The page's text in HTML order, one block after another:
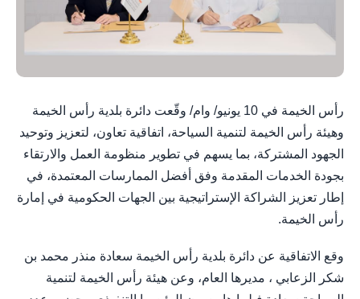
رأس الخيمة في 10 يونيو/ وام/ وقّعت دائرة بلدية رأس الخيمة
وهيئة رأس الخيمة لتنمية السياحة، اتفاقية تعاون، لتعزيز وتوحيد
الجهود المشتركة، بما يسهم في تطوير منظومة العمل والارتقاء
بجودة الخدمات المقدمة وفق أفضل الممارسات المعتمدة، في
إطار تعزيز الشراكة الإستراتيجية بين الجهات الحكومية في إمارة
رأس الخيمة.
وقع الاتفاقية عن دائرة بلدية رأس الخيمة سعادة منذر محمد بن
شكر الزعابي ، مديرها العام، وعن هيئة رأس الخيمة لتنمية